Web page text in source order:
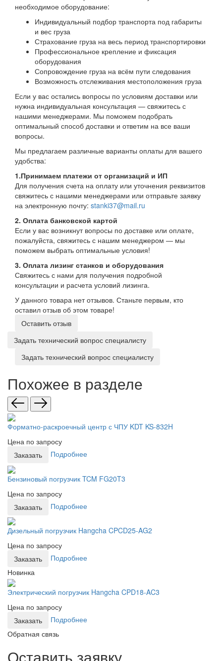
необходимое оборудование:
Индивидуальный подбор транспорта под габариты
и вес груза
Страхование груза на весь период транспортировки
Профессиональное крепление и фиксация
оборудования
Сопровождение груза на всём пути следования
Возможность отслеживания местоположения груза
Если у вас остались вопросы по условиям доставки или
нужна индивидуальная консультация — свяжитесь с
нашими менеджерами. Мы поможем подобрать
оптимальный способ доставки и ответим на все ваши
вопросы.
Мы предлагаем различные варианты оплаты для вашего
удобства:
1.Принимаем платежи от организаций и ИП
Для получения счета на оплату или уточнения реквизитов
свяжитесь с нашими менеджерами или отправьте заявку
на электронную почту: stanki37@mail.ru
2. Оплата банковской картой
Если у вас возникнут вопросы по доставке или оплате,
пожалуйста, свяжитесь с нашим менеджером — мы
поможем выбрать оптимальные условия!
3. Оплата лизинг станков и оборудования
Свяжитесь с нами для получения подробной
консультации и расчета условий лизинга.
У данного товара нет отзывов. Станьте первым, кто
оставил отзыв об этом товаре!
Оставить отзыв
Задать технический вопрос специалисту
Задать технический вопрос специалисту
Похожее в разделе
Форматно-раскроечный центр с ЧПУ KDT KS-832H
Цена по запросу
Заказать
Подробнее
Бензиновый погрузчик TCM FG20T3
Цена по запросу
Заказать
Подробнее
Дизельный погрузчик Hangcha CPCD25-AG2
Цена по запросу
Заказать
Подробнее
Новинка
Электрический погрузчик Hangcha CPD18-AC3
Цена по запросу
Заказать
Подробнее
Обратная связь